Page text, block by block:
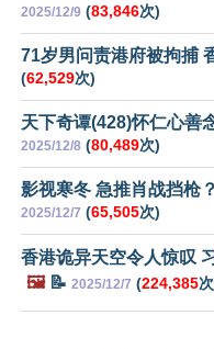
2025/12/9 (83,846次)
71岁男问责港府被拘捕
(62,529次)
天下奇谭(428)怀仁心善
2025/12/8 (80,489次)
影视寒冬 急推肖战挡枪
2025/12/7 (65,505次)
香港诡异天空令人惊叹
🖼️📝 2025/12/7 (224,385